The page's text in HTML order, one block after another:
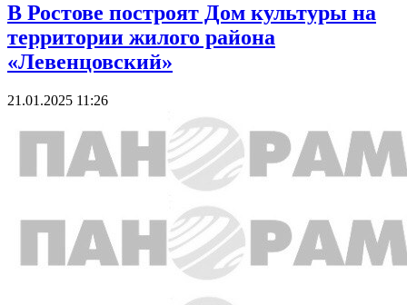
В Ростове построят Дом культуры на
территории жилого района
«Левенцовский»
21.01.2025 11:26